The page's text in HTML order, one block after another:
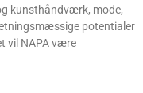
kunsthåndværk, mode,
potentialer
vil NAPA være